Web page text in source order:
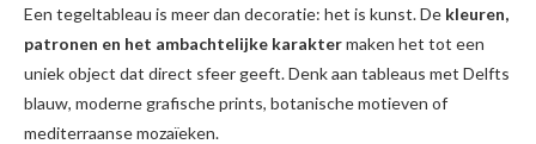
Een tegeltableau is meer dan decoratie: het is kunst. De kleuren,
patronen en het ambachtelijke karaktermaken het tot een
uniek object dat direct sfeer geeft. Denk aan tableaus met Delfts
blauw, moderne grafische prints, botanische motieven of
mediterraanse mozaïeken.